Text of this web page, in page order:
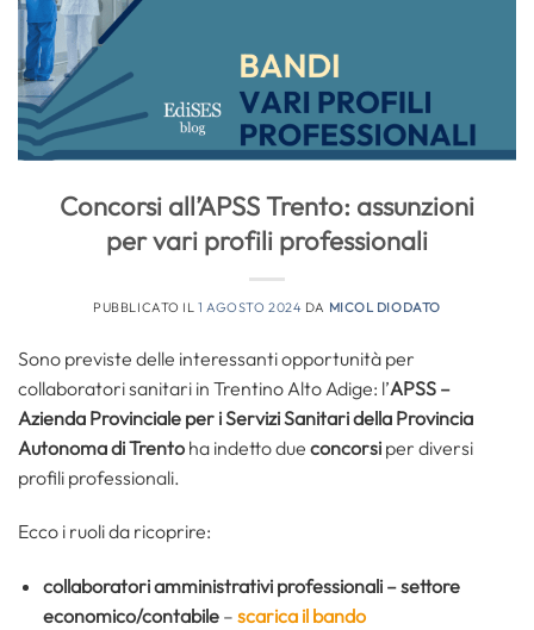
Concorsi all’APSS Trento: assunzioni
per vari profili professionali
PUBBLICATO IL1 AGOSTO 2024 DA MICOL DIODATO
Sono previste delle interessanti opportunità per
collaboratori sanitari in Trentino Alto Adige: l’APSS –
Azienda Provinciale per i Servizi Sanitari della Provincia
Autonoma di Trento ha indetto due concorsi per diversi
profili professionali.
Ecco i ruoli da ricoprire:
collaboratori amministrativi professionali – settore
economico/contabile– scarica il bando